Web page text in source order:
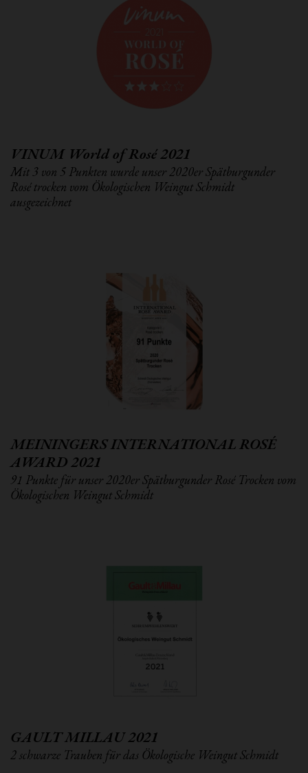
VINUM World of Rosé 2021
Mit 3 von 5 Punkten wurde unser 2020er Spätburgunder
Rosé trocken vom Ökologischen Weingut Schmidt
ausgezeichnet
MEININGERS INTERNATIONAL ROSÉ
AWARD 2021
91 Punkte für unser 2020er Spätburgunder Rosé Trocken vom
Ökologischen Weingut Schmidt
GAULT MILLAU 2021
2 schwarze Trauben für das Ökologische Weingut Schmidt